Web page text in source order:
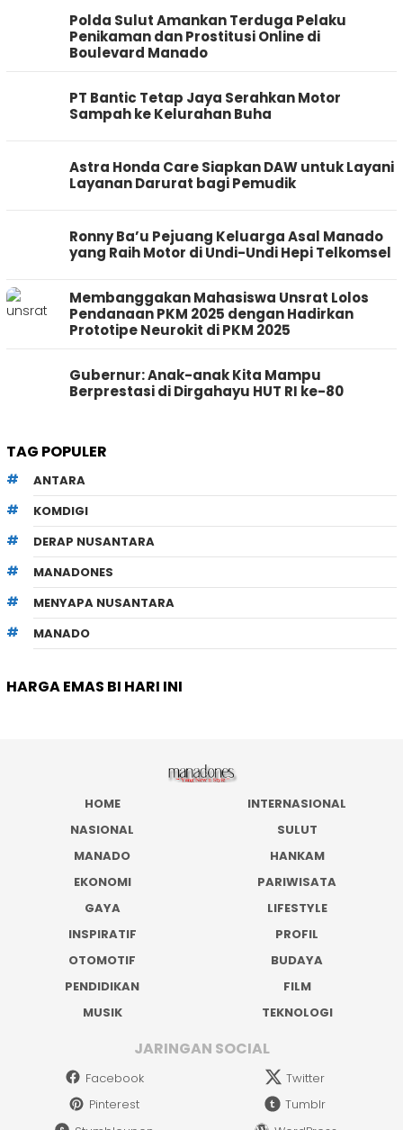
Polda Sulut Amankan Terduga Pelaku
Penikaman dan Prostitusi Online di
Boulevard Manado
PT Bantic Tetap Jaya Serahkan Motor
Sampah ke Kelurahan Buha
Astra Honda Care Siapkan DAW untuk Layani
Layanan Darurat bagi Pemudik
Ronny Ba’u Pejuang Keluarga Asal Manado
yang Raih Motor di Undi-Undi Hepi Telkomsel
Membanggakan Mahasiswa Unsrat Lolos
Pendanaan PKM 2025 dengan Hadirkan
Prototipe Neurokit di PKM 2025
Gubernur: Anak-anak Kita Mampu
Berprestasi di Dirgahayu HUT RI ke-80
TAG POPULER
ANTARA
KOMDIGI
DERAP NUSANTARA
MANADONES
MENYAPA NUSANTARA
MANADO
HARGA EMAS BI HARI INI
HOME
INTERNASIONAL
NASIONAL
SULUT
MANADO
HANKAM
EKONOMI
PARIWISATA
GAYA
LIFESTYLE
INSPIRATIF
PROFIL
OTOMOTIF
BUDAYA
PENDIDIKAN
FILM
MUSIK
TEKNOLOGI
JARINGAN SOCIAL
Facebook
Twitter
Pinterest
Tumblr